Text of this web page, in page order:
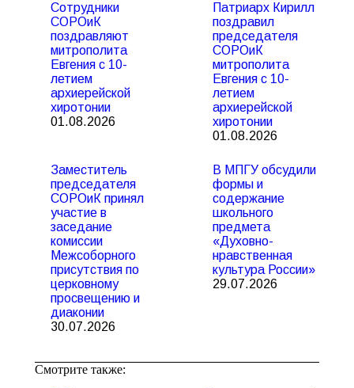
Сотрудники
СОРОиК
поздравляют
митрополита
Евгения с 10-
летием
архиерейской
хиротонии
01.08.2026
Патриарх Кирилл
поздравил
председателя
СОРОиК
митрополита
Евгения с 10-
летием
архиерейской
хиротонии
01.08.2026
Заместитель
председателя
СОРОиК принял
участие в
заседание
комиссии
Межсоборного
присутствия по
церковному
просвещению и
диаконии
30.07.2026
В МПГУ обсудили
формы и
содержание
школьного
предмета
«Духовно-
нравственная
культура России»
29.07.2026
Смотрите также: